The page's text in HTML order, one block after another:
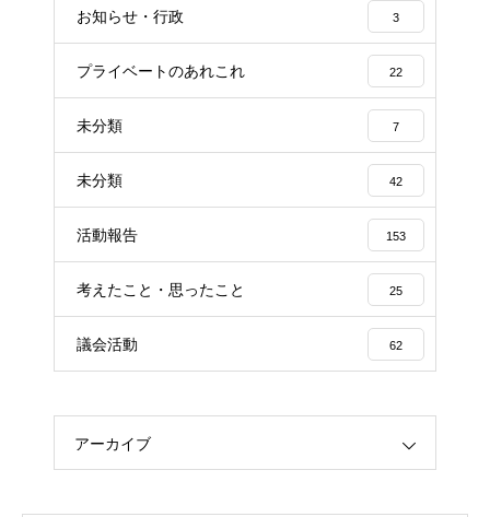
お知らせ・行政 3
プライベートのあれこれ 22
未分類 7
未分類 42
活動報告 153
考えたこと・思ったこと 25
議会活動 62
アーカイブ